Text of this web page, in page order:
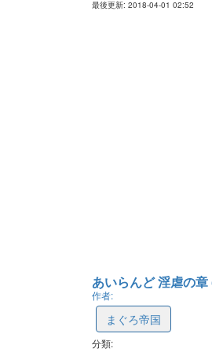
最後更新: 2018-04-01 02:52
あいらんど 淫虐の章
作者:
まぐろ帝国
分類: